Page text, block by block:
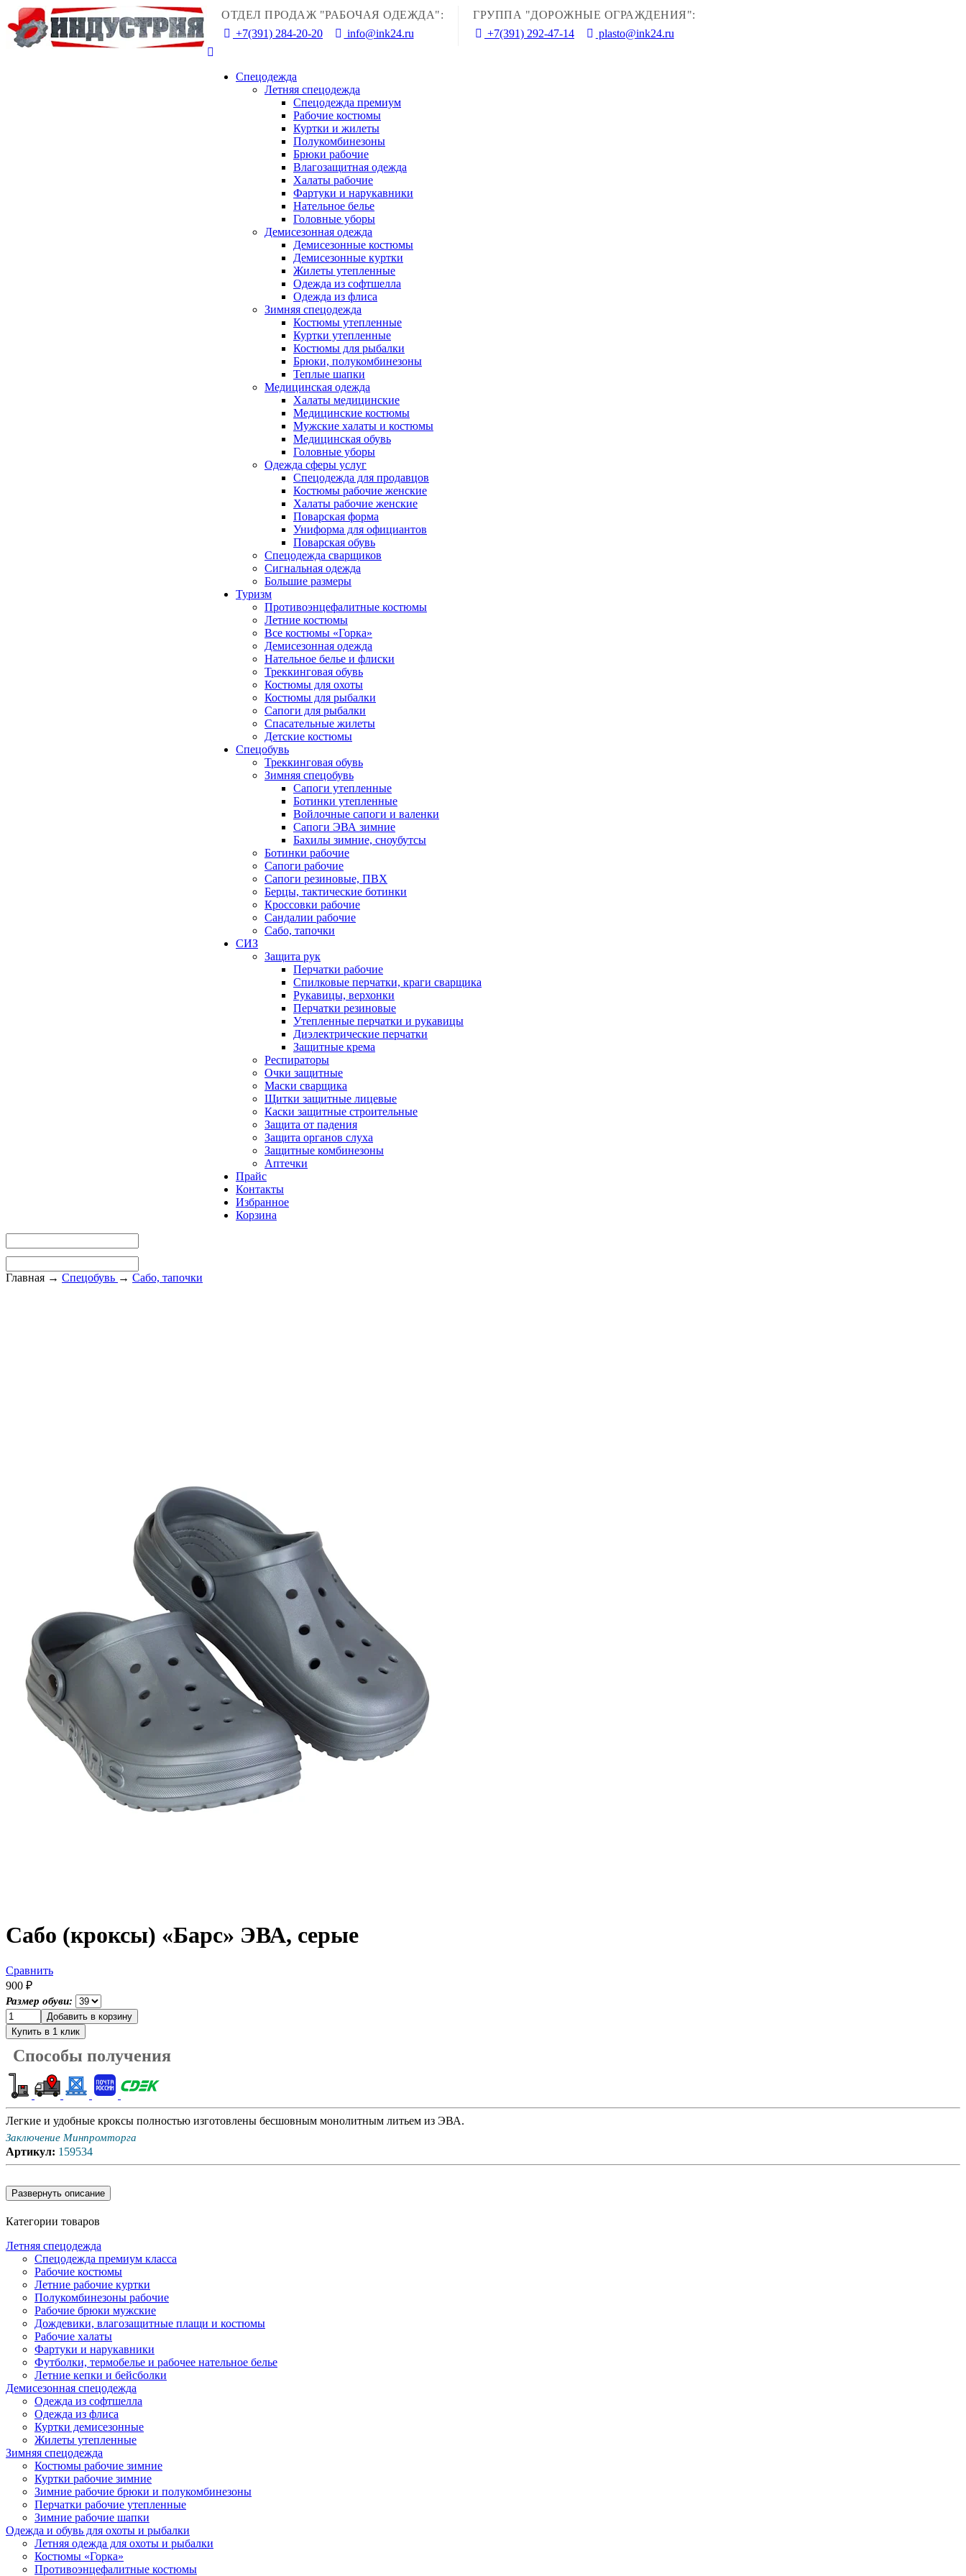
ОТДЕЛ ПРОДАЖ "РАБОЧАЯ ОДЕЖДА":
+7(391) 284-20-20
info@ink24.ru
ГРУППА "ДОРОЖНЫЕ ОГРАЖДЕНИЯ":
+7(391) 292-47-14
plasto@ink24.ru
Спецодежда
Летняя спецодежда
Спецодежда премиум
Рабочие костюмы
Куртки и жилеты
Полукомбинезоны
Брюки рабочие
Влагозащитная одежда
Халаты рабочие
Фартуки и нарукавники
Нательное белье
Головные уборы
Демисезонная одежда
Демисезонные костюмы
Демисезонные куртки
Жилеты утепленные
Одежда из софтшелла
Одежда из флиса
Зимняя спецодежда
Костюмы утепленные
Куртки утепленные
Костюмы для рыбалки
Брюки, полукомбинезоны
Теплые шапки
Медицинская одежда
Халаты медицинские
Медицинские костюмы
Мужские халаты и костюмы
Медицинская обувь
Головные уборы
Одежда сферы услуг
Спецодежда для продавцов
Костюмы рабочие женские
Халаты рабочие женские
Поварская форма
Униформа для официантов
Поварская обувь
Спецодежда сварщиков
Сигнальная одежда
Большие размеры
Туризм
Противоэнцефалитные костюмы
Летние костюмы
Все костюмы «Горка»
Демисезонная одежда
Нательное белье и флиски
Треккинговая обувь
Костюмы для охоты
Костюмы для рыбалки
Сапоги для рыбалки
Спасательные жилеты
Детские костюмы
Спецобувь
Треккинговая обувь
Зимняя спецобувь
Сапоги утепленные
Ботинки утепленные
Войлочные сапоги и валенки
Сапоги ЭВА зимние
Бахилы зимние, сноубутсы
Ботинки рабочие
Сапоги рабочие
Сапоги резиновые, ПВХ
Берцы, тактические ботинки
Кроссовки рабочие
Сандалии рабочие
Сабо, тапочки
СИЗ
Защита рук
Перчатки рабочие
Спилковые перчатки, краги сварщика
Рукавицы, верхонки
Перчатки резиновые
Утепленные перчатки и рукавицы
Диэлектрические перчатки
Защитные крема
Респираторы
Очки защитные
Маски сварщика
Щитки защитные лицевые
Каски защитные строительные
Защита от падения
Защита органов слуха
Защитные комбинезоны
Аптечки
Прайс
Контакты
Избранное
Корзина
Главная → Спецобувь → Сабо, тапочки
Сабо (кроксы) «Барс» ЭВА, серые
Сравнить
900 ₽
Размер обуви:
Способы получения
Легкие и удобные кроксы полностью изготовлены бесшовным монолитным литьем из ЭВА.
Заключение Минпромторга
Артикул: 159534
Категории товаров
Летняя спецодежда
Спецодежда премиум класса
Рабочие костюмы
Летние рабочие куртки
Полукомбинезоны рабочие
Рабочие брюки мужские
Дождевики, влагозащитные плащи и костюмы
Рабочие халаты
Фартуки и нарукавники
Футболки, термобелье и рабочее нательное белье
Летние кепки и бейсболки
Демисезонная спецодежда
Одежда из софтшелла
Одежда из флиса
Куртки демисезонные
Жилеты утепленные
Зимняя спецодежда
Костюмы рабочие зимние
Куртки рабочие зимние
Зимние рабочие брюки и полукомбинезоны
Перчатки рабочие утепленные
Зимние рабочие шапки
Одежда и обувь для охоты и рыбалки
Летняя одежда для охоты и рыбалки
Костюмы «Горка»
Противоэнцефалитные костюмы